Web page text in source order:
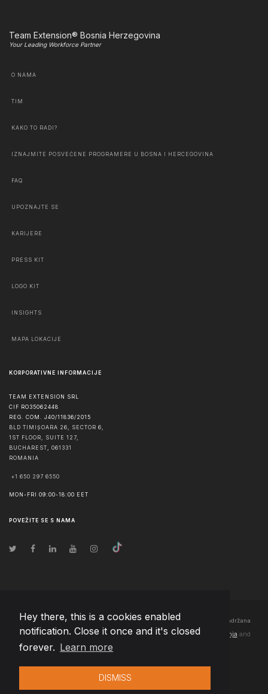
Hey there, this is a cookies enabled
notification. Close it once and it's closed
forever. Learn more
DISMISS
Team Extension® Bosnia Herzegovina
Your Leading Workforce Partner
O NAMA
TIM
KAKO TO RADI?
IZNAJMITE POSVEĆENE PROGRAMERE U BOSNA I HERCEGOVINA
FAQ
UPOZNAJTE SE
KARIJERE
PRESS KIT
LOGO KIT
INSIGHTS
MAPA LOKACIJE
KORPORATIVNE INFORMACIJE
TEAM EXTENSION SRL
CIF RO35062448
REG. COM. J40/11836/2015
BLD TIMIȘOARA 26, SECTOR 6,
1ST FLOOR, SUITE 127,
BUCHAREST
061331
ROMANIA
+1 650 297 6550
MON-FRI 09:00-18:00 EET
POVEŽITE SE S NAMA
© Autorska prava 2026 Team Extension Bosnia Herzegovina - Sva prava zadržana
Changelog● Korišćenjem ove stranice slažete se sa našimPravila korištenja and
Politika privatnosti